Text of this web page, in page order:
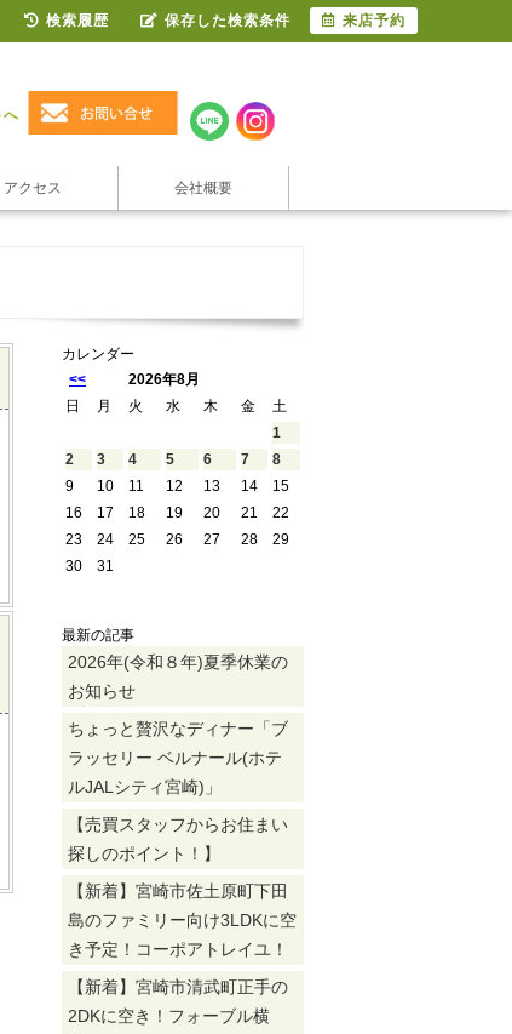
へ
アクセス 会社概要
カレンダー
<<
2026年8月
日
月 火 水 木 金
土
1
2
3 4 5 6 7
8
9
10 11 12 13 14
15
16
17 18 19 20 21
22
23
24 25 26 27 28
29
30
31
最新の記事
2026年(令和８年)夏季休業の
お知らせ
ちょっと贅沢なディナー「ブ
ラッセリー ベルナール(ホテ
ルJALシティ宮崎)」
【売買スタッフからお住まい
探しのポイント！】
【新着】宮崎市佐土原町下田
島のファミリー向け3LDKに空
き予定！コーポアトレイユ！
【新着】宮崎市清武町正手の
2DKに空き！フォーブル横
検索履歴 保存した検索条件 来店予約